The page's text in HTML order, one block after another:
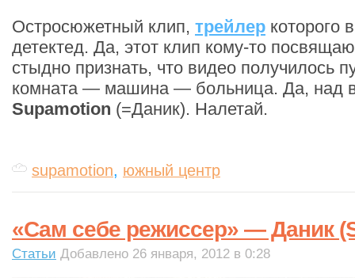
Остросюжетный клип, трейлер которого
детектед. Да, этот клип кому-то
стыдно признать, что видео получилось
комната — машина — больница. Да, над
Supamotion (=Даник). Налетай.
supamotion, южный центр
«Сам себе режиссер» — Даник
Статьи Добавлено 26 января, 2012 в 0:28